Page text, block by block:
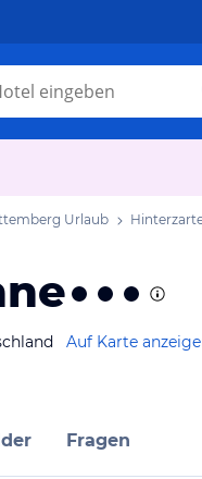
Urlaub
Auf Karte
Fragen